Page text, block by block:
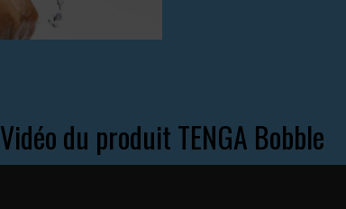
Vidéo du produit TENGA Bobble